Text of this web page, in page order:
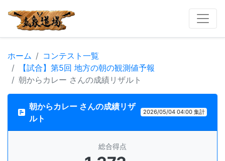
ホーム
コンテスト一覧
【試合】第5回 地方の朝の観測値予報
朝からカレー さんの成績リザルト
朝からカレー さんの成績リザ
ルト
2026/05/04 04:00 集計
総合得点